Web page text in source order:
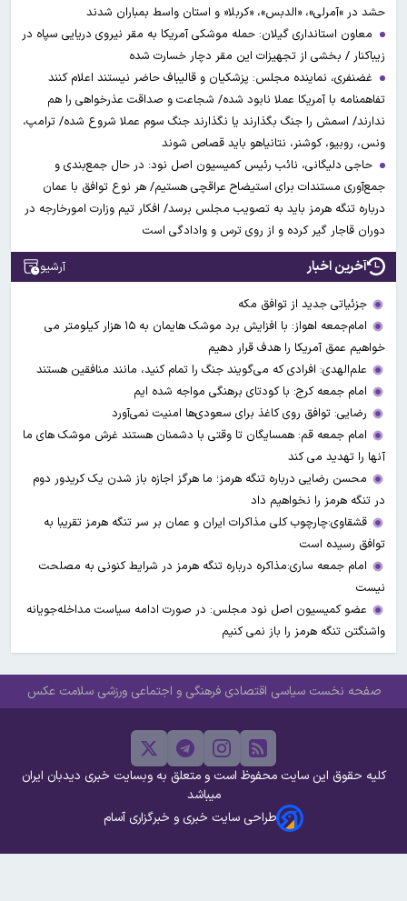
حشد در »آمرلی»، «الدبس»، «کربلا« و استان واسط بمباران شدند
معاون استانداری گیلان: حمله موشکی آمریکا به مقر نیروی دریایی سپاه در
زیباکنار / بخشی از تجهیزات این مقر دچار خسارت شده
غضنفری، نماینده مجلس: پزشکیان و قالیباف حاضر نیستند اعلام کنند
تفاهمنامه با آمریکا عملا نابود شده/ شجاعت و صداقت عذرخواهی را هم
ندارند/ اسمش را جنگ بگذارند یا نگذارند جنگ سوم عملا شروع شده/ ترامپ،
ونس، روبیو، کوشنر، نتانیاهو باید قصاص شوند
حاجی دلیگانی، نائب رئیس کمیسیون اصل نود: در حال جمع‌بندی و
جمع‌آوری مستندات برای استیضاح عراقچی هستیم/ هر نوع توافق با عمان
درباره تنگه هرمز باید به تصویب مجلس برسد/ افکار تیم وزارت امورخارجه در
دوران قاجار گیر کرده و از روی ترس و وادادگی است
آخرین اخبار آرشیو
جزئیاتی جدید از توافق مکه
امام‌جمعه اهواز: با افزایش برد موشک هایمان به ۱۵ هزار کیلومتر می
خواهیم عمق آمریکا را هدف قرار دهیم
علم‌الهدی: افرادی که می‌گویند جنگ را تمام کنید، مانند منافقین هستند
امام جمعه کرج: با کودتای برهنگی مواجه شده ایم
رضایی: توافق روی کاغذ برای سعودی‌ها امنیت نمی‌آورد
امام جمعه قم: همسایگان تا وقتی با دشمنان هستند غرش موشک های ما
آنها را تهدید می کند
محسن رضایی درباره تنگه هرمز؛ ما هرگز اجازه باز شدن یک کریدور دوم
در تنگه هرمز را نخواهیم داد
قشقاوی:چارچوب کلی مذاکرات ایران و عمان بر سر تنگه هرمز تقریبا به
توافق رسیده است
امام جمعه ساری:مذاکره درباره تنگه هرمز در شرایط کنونی به مصلحت
نیست
عضو کمیسیون اصل نود مجلس: در صورت ادامه سیاست مداخله‌جویانه
واشنگتن تنگه هرمز را باز نمی کنیم
صفحه نخست سیاسی اقتصادی فرهنگی و اجتماعی ورزشی سلامت عکس
کلیه حقوق این سایت محفوظ است و متعلق به وبسایت خبری دیدبان ایران
میباشد
طراحی سایت خبری و خبرگزاری آسام